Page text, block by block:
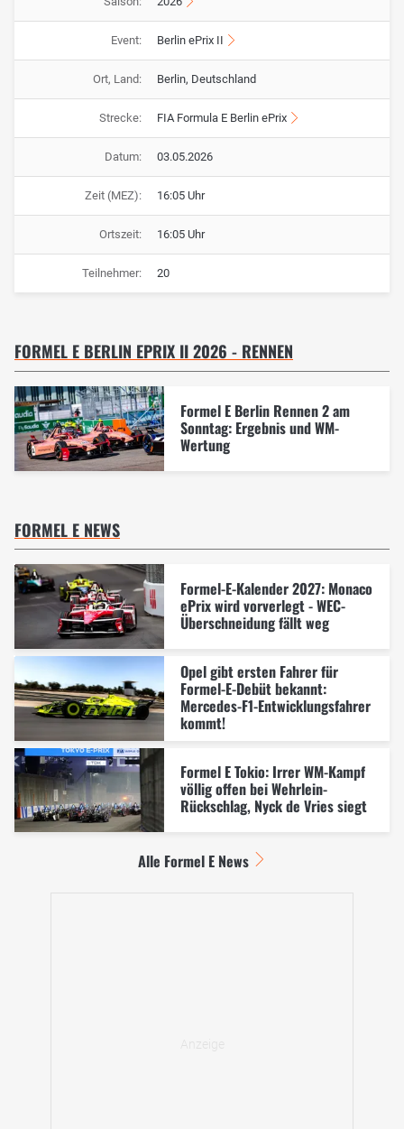
Event: Berlin ePrix II
Ort, Land: Berlin, Deutschland
Strecke: FIA Formula E Berlin ePrix
Datum: 03.05.2026
Zeit (MEZ): 16:05 Uhr
Ortszeit: 16:05 Uhr
Teilnehmer: 20
FORMEL E BERLIN EPRIX II 2026 - RENNEN
Formel E Berlin Rennen 2 am
Sonntag: Ergebnis und WM-
Wertung
FORMEL E NEWS
Formel-E-Kalender 2027: Monaco
ePrix wird vorverlegt - WEC-
Überschneidung fällt weg
Opel gibt ersten Fahrer für
Formel-E-Debüt bekannt:
Mercedes-F1-Entwicklungsfahrer
kommt!
Formel E Tokio: Irrer WM-Kampf
völlig offen bei Wehrlein-
Rückschlag, Nyck de Vries siegt
Alle Formel E News